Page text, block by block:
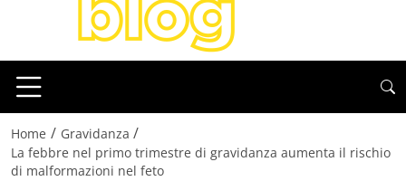
Home / Gravidanza /
La febbre nel primo trimestre di gravidanza aumenta il rischio
di malformazioni nel feto